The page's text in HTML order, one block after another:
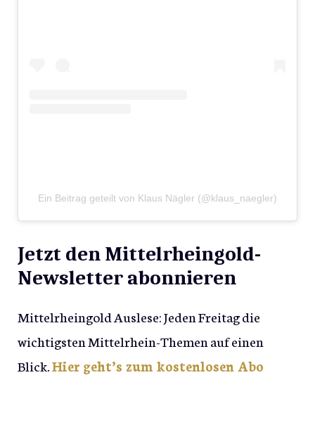
Ein Beitrag geteilt von Klaus Nägler (@klaus_naegler)
Jetzt den Mittelrheingold-
Newsletter abonnieren
Mittelrheingold Auslese: Jeden Freitag die
wichtigsten Mittelrhein-Themen auf einen
Blick.Hier geht’s zum kostenlosen Abo